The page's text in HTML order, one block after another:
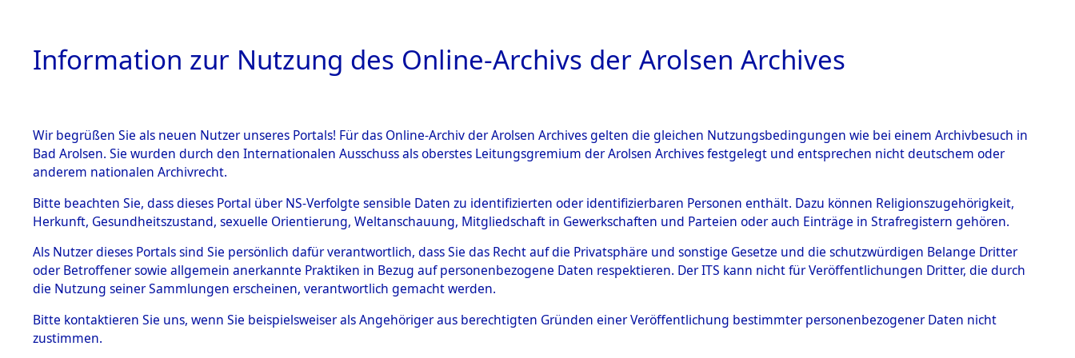
HOME BESTANDSBESCHREIBUNG ARCHIVALE ÜBERSICHT BILD
BESTÄNDE
Inhaftierungsdoku
mente
5. Verschiedenes
Todesmärsche
5.3.1 Alliierte
Auflösung von Haftstätten und Todesmärsche→0003
(84630854)→0463 (84630952)
0463 (84630952)
Information zur Nutzung des Online-Archivs der Arolsen Archives
Wir begrüßen Sie als neuen Nutzer unseres Portals! Für das Online-Archiv der Arolsen Archives gelten die gleichen Nutzungsbedingungen wie bei einem Archivbesuch in
Bad Arolsen. Sie wurden durch den Internationalen Ausschuss als oberstes Leitungsgremium der Arolsen Archives festgelegt und entsprechen nicht deutschem oder
anderem nationalen Archivrecht.
Bitte beachten Sie, dass dieses Portal über NS-Verfolgte sensible Daten zu identifizierten oder identifizierbaren Personen enthält. Dazu können Religionszugehörigkeit,
Herkunft, Gesundheitszustand, sexuelle Orientierung, Weltanschauung, Mitgliedschaft in Gewerkschaften und Parteien oder auch Einträge in Strafregistern gehören.
Als Nutzer dieses Portals sind Sie persönlich dafür verantwortlich, dass Sie das Recht auf die Privatsphäre und sonstige Gesetze und die schutzwürdigen Belange Dritter
oder Betroffener sowie allgemein anerkannte Praktiken in Bezug auf personenbezogene Daten respektieren. Der ITS kann nicht für Veröffentlichungen Dritter, die durch
die Nutzung seiner Sammlungen erscheinen, verantwortlich gemacht werden.
Bitte kontaktieren Sie uns, wenn Sie beispielsweiser als Angehöriger aus berechtigten Gründen einer Veröffentlichung bestimmter personenbezogener Daten nicht
zustimmen.